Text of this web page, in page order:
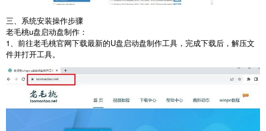
三、系统安装操作步骤
老毛桃u盘启动盘制作：
1
、前往老毛桃官网下载最新的U盘启动盘制作工具，完成下载后，解压文
件并打开工具。